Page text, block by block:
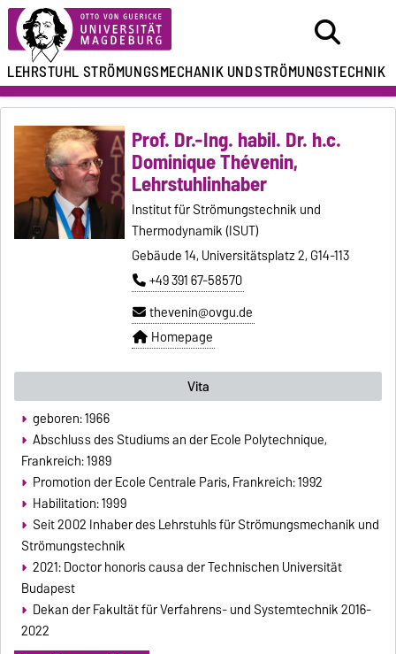
LEHRSTUHLSTRÖMUNGSMECHANIK UNDSTRÖMUNGSTECHNIK
Prof. Dr.-Ing. habil. Dr. h.c.
Dominique Thévenin,
Lehrstuhlinhaber
Institut für Strömungstechnik und
Thermodynamik (ISUT)
Gebäude 14, Universitätsplatz 2, G14-113
+49 391 67-58570
thevenin@ovgu.de
Homepage
Vita
geboren: 1966
Abschluss des Studiums an der Ecole Polytechnique,
Frankreich: 1989
Promotion der Ecole Centrale Paris, Frankreich: 1992
Habilitation: 1999
Seit 2002 Inhaber des Lehrstuhls für Strömungsmechanik und
Strömungstechnik
2021: Doctor honoris causa der Technischen Universität
Budapest
Dekan der Fakultät für Verfahrens- und Systemtechnik 2016-
2022